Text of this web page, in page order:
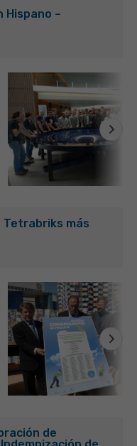
Hispano –
Tetrabriks más
de